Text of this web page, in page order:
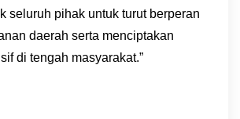
seluruh pihak untuk turut berperan
daerah serta menciptakan
di tengah masyarakat.”